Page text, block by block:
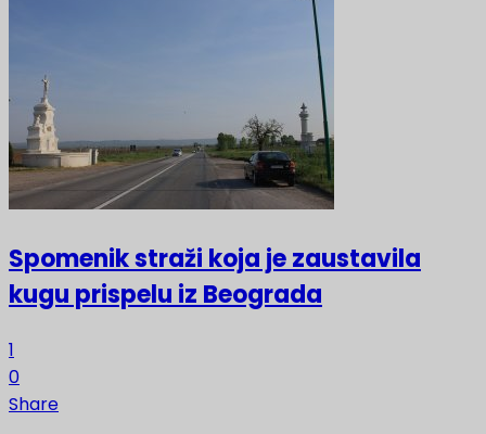
Spomenik straži koja je zaustavila
kugu prispelu iz Beograda
1
0
Share